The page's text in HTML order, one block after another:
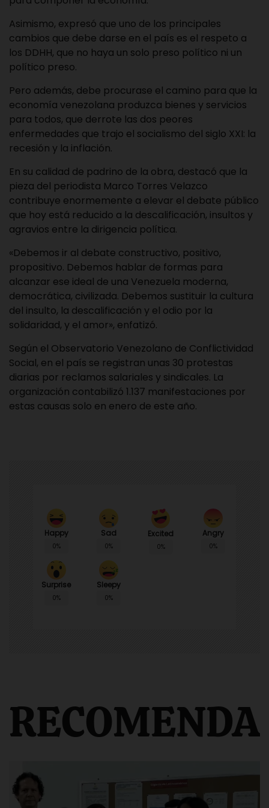
Asimismo, expresó que uno de los principales
cambios que debe darse en el país es el respeto a
los DDHH, que no haya un solo preso político ni un
político preso.
Pero además, debe procurase el camino para que la
economía venezolana produzca bienes y servicios
para todos, que derrote las dos peores
enfermedades que trajo el socialismo del siglo XXI: la
recesión y la inflación.
En su calidad de padrino de la obra, destacó que la
pieza del periodista Marco Torres Velazco
contribuye enormemente a elevar el debate público
que hoy está reducido a la descalificación, insultos y
agravios entre la dirigencia política.
«Debemos ir al debate constructivo, positivo,
propositivo. Debemos hablar de formas para
alcanzar ese ideal de una Venezuela moderna,
democrática, civilizada. Debemos sustituir la cultura
del insulto, la descalificación y el odio por la
solidaridad, y el amor», enfatizó.
Según el Observatorio Venezolano de Conflictividad
Social, en el país se registran unas 30 protestas
diarias por reclamos salariales y sindicales. La
organización contabilizó 1.137 manifestaciones por
estas causas solo en enero de este año.
Happy
0%
Sad
0%
Excited
0%
Angry
0%
Surprise
0%
Sleepy
0%